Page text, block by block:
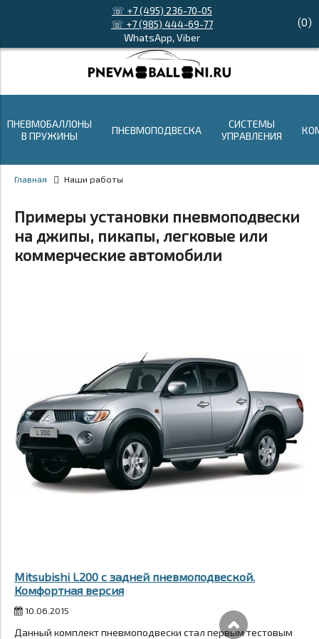
☏ +7 (495) 236-70-05
☏ +7 (985) 444-69-77
WhatsApp, Viber
(0)
ПНЕВМОБАЛЛОНЫ
В ПРУЖИНЫ
ПНЕВМОПОДВЕСКА
СИСТЕМЫ
УПРАВЛЕНИЯ
Главная Наши работы
Примеры установки пневмоподвески
на джипы, пикапы, легковые или
коммерческие автомобили
Mitsubishi L200 с задней пневмоподвеской.
Комфортная версия
10.06.2015
Данный комплект пневмоподвески стал первым тестовым